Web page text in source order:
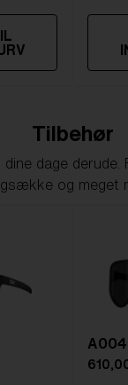
Tilbehør
dage derude.
og meget
A004